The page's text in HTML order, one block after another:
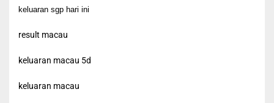
keluaran sgp hari ini
result macau
keluaran macau 5d
keluaran macau